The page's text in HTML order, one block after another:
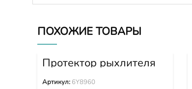
ПОХОЖИЕ ТОВАРЫ
Протектор рыхлителя
6Y8960
Артикул: 6Y8960